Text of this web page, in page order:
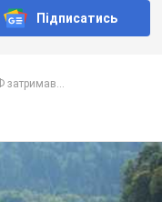
Підписатись
затримав...